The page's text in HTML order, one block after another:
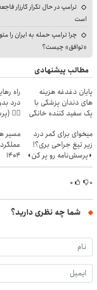
ترامپ در حال تکرار کارزار
است
چرا ترامپ حمله به ایران را
«توافق» چیست؟
مطالب پیشنهادی
پایان دغدغه هزینه
های دندان پزشکی با
پک سفید کننده خانگی
راه
درد
👈🏻
میخوای برای کمر درد
زیر تیغ جراحی بری؟!
◗پرسش‌نامه رو پر کن◖
مسیر
۱۴۰۴
۰ ۰
شما چه نظری دارید؟